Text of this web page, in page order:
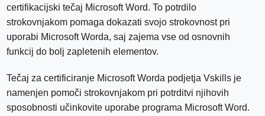
certifikacijski tečaj Microsoft Word. To potrdilo
strokovnjakom pomaga dokazati svojo strokovnost pri
uporabi Microsoft Worda, saj zajema vse od osnovnih
funkcij do bolj zapletenih elementov.
Tečaj za certificiranje Microsoft Worda podjetja Vskills je
namenjen pomoči strokovnjakom pri potrditvi njihovih
sposobnosti učinkovite uporabe programa Microsoft Word.